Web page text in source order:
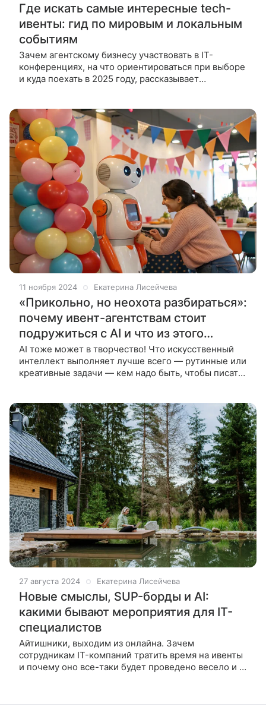
Где искать самые интересные tech-
ивенты: гид по мировым и локальным
событиям
Зачем агентскому бизнесу участвовать в IT-
конференциях, на что ориентироваться при выборе
и куда поехать в 2025 году, рассказывает
11 ноября 2024 Екатерина Лисейчева
«Прикольно, но неохота разбираться»:
почему ивент-агентствам стоит
подружиться с AI и что из этого
получается
AI тоже может в творчество! Что искусственный
интеллект выполняет лучше всего — рутинные или
креативные задачи — кем надо быть, чтобы писать
27 августа 2024 Екатерина Лисейчева
Новые смыслы, SUP-борды и AI:
какими бывают мероприятия для IT-
специалистов
Айтишники, выходим из онлайна. Зачем
сотрудникам IT-компаний тратить время на ивенты
и почему оно все-таки будет проведено весело и с